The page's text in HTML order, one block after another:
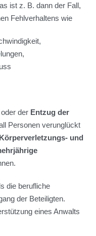
ist z. B. dann der Fall,
Fehlverhaltens wie
oder der Entzug der
Personen verunglückt
Körperverletzungs- und
die berufliche
der Beteiligten.
eines Anwalts